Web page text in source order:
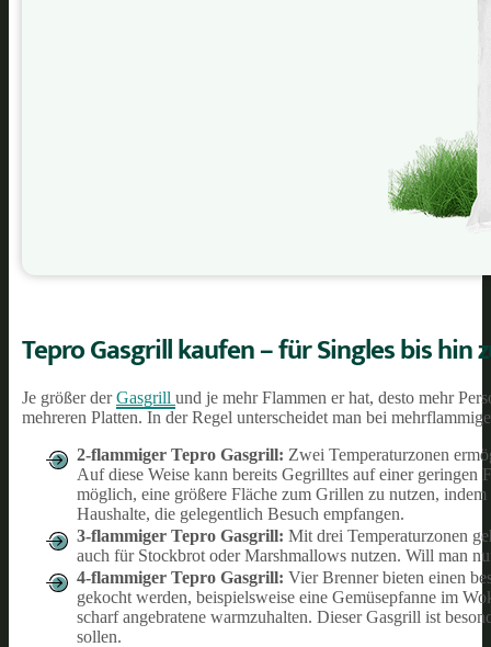
Tepro Gasgrill kaufen – für Singles bis hin
Je größer derGasgrill und je mehr Flammen er hat, desto mehr
mehreren Platten. In der Regel unterscheidet man bei
2-flammiger Tepro Gasgrill: Zwei Temperaturzonen
Auf diese Weise kann bereits Gegrilltes auf einer
möglich, eine größere Fläche zum Grillen zu nutzen,
Haushalte, die gelegentlich Besuch empfangen.
3-flammiger Tepro Gasgrill: Mit drei Temperaturzonen
auch für Stockbrot oder Marshmallows nutzen. Will man
4-flammiger Tepro Gasgrill: Vier Brenner bieten einen
gekocht werden, beispielsweise eine Gemüsepfanne im
scharf angebratene warmzuhalten. Dieser Gasgrill ist
sollen.